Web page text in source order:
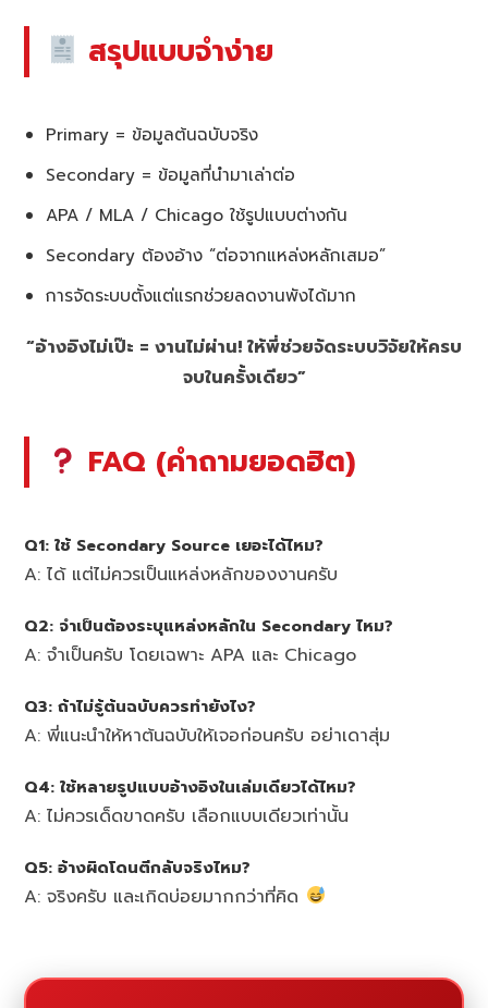
สรุปแบบจำง่าย
Primary = ข้อมูลต้นฉบับจริง
Secondary = ข้อมูลที่นำมาเล่าต่อ
APA / MLA / Chicago ใช้รูปแบบต่างกัน
Secondary ต้องอ้าง “ต่อจากแหล่งหลักเสมอ”
การจัดระบบตั้งแต่แรกช่วยลดงานพังได้มาก
“อ้างอิงไม่เป๊ะ = งานไม่ผ่าน! ให้พี่ช่วยจัดระบบวิจัยให้ครบ
จบในครั้งเดียว”
FAQ (คำถามยอดฮิต)
Q1: ใช้ Secondary Source เยอะได้ไหม?
A: ได้ แต่ไม่ควรเป็นแหล่งหลักของงานครับ
Q2: จำเป็นต้องระบุแหล่งหลักใน Secondary ไหม?
A: จำเป็นครับ โดยเฉพาะ APA และ Chicago
Q3: ถ้าไม่รู้ต้นฉบับควรทำยังไง?
A: พี่แนะนำให้หาต้นฉบับให้เจอก่อนครับ อย่าเดาสุ่ม
Q4: ใช้หลายรูปแบบอ้างอิงในเล่มเดียวได้ไหม?
A: ไม่ควรเด็ดขาดครับ เลือกแบบเดียวเท่านั้น
Q5: อ้างผิดโดนตีกลับจริงไหม?
A: จริงครับ และเกิดบ่อยมากกว่าที่คิด